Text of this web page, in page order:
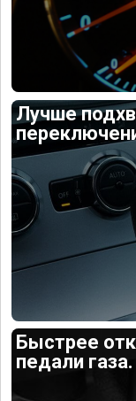
Лучше
Быстрее
педали газа.